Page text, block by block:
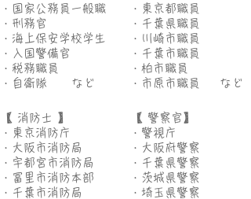
​・国家公務員一般職
​・刑務官
​・海上保安学校学生
​・入国警備官
​・税務職員
​・自衛隊
​など
​・東京都職員
​・千葉県職員
​・川崎市職員
​・千葉市職員
​・柏市職員
​・市原市職員
​など
​【 消防士 】
​【 警察官】
​・東京消防庁
​・大阪市消防局
​・宇都宮市消防局
​・冨里市消防本部
​・千葉市消防局
・警視庁
・大阪府警察
・千葉県警察
・茨城県警察
・埼玉県警察